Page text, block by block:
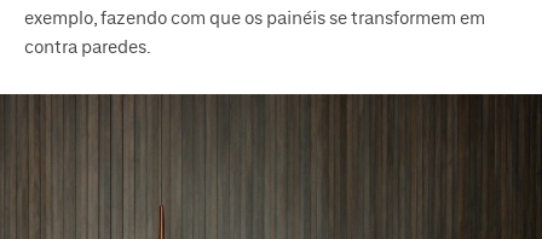
exemplo, fazendo com que os painéis se transformem em
contra paredes.